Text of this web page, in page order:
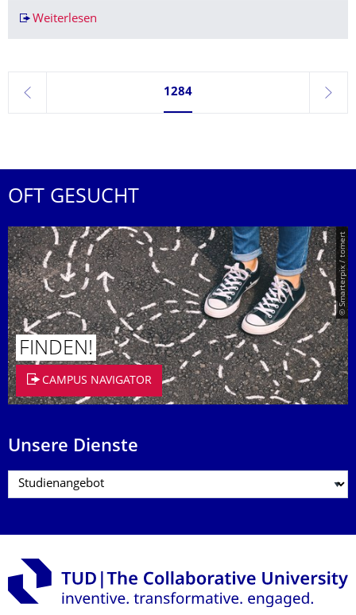
Weiterlesen
zurück
Seite 1284, aktuell ausgewählt
1284
weiter
OFT GESUCHT
© Smarterpix / tomert
FINDEN!
CAMPUS NAVIGATOR
Unsere Dienste